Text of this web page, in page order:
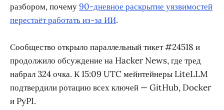
разбором, почему90-дневное раскрытие уязвимостей
перестаёт работать из-за ИИ.
Сообщество открыло параллельный тикет #24518 и
продолжило обсуждение на Hacker News, где тред
набрал 324 очка. К 15:09 UTC мейнтейнеры LiteLLM
подтвердили ротацию всех ключей — GitHub, Docker
и PyPI.